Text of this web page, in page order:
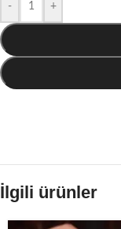
- +
İlgili ürünler